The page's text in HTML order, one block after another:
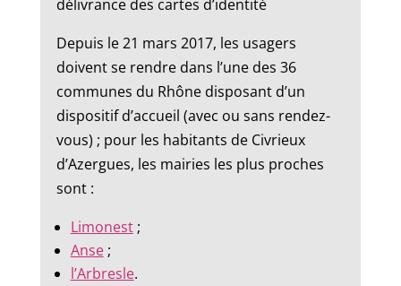
délivrance des cartes d’identité
Depuis le 21 mars 2017, les usagers
doivent se rendre dans l’une des 36
communes du Rhône disposant d’un
dispositif d’accueil (avec ou sans rendez-
vous) ; pour les habitants de Civrieux
d’Azergues, les mairies les plus proches
sont :
Limonest;
Anse;
l’Arbresle.